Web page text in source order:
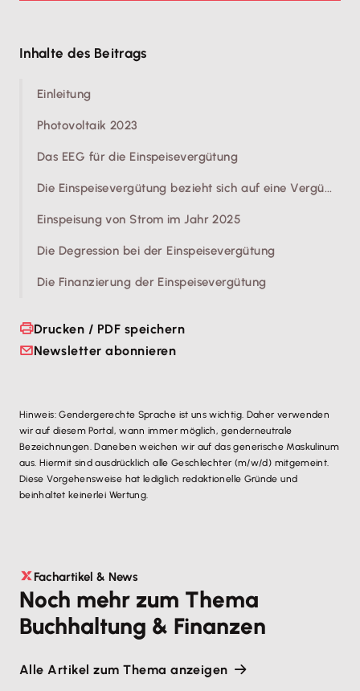
Inhalte des Beitrags
Einleitung
Photovoltaik 2023
Das EEG für die Einspeisevergütung
Die Einspeisevergütung bezieht sich auf eine Vergü...
Einspeisung von Strom im Jahr 2025
Die Degression bei der Einspeisevergütung
Die Finanzierung der Einspeisevergütung
Drucken / PDF speichern
Newsletter abonnieren
Hinweis: Gendergerechte Sprache ist uns wichtig. Daher verwenden
wir auf diesem Portal, wann immer möglich, genderneutrale
Bezeichnungen. Daneben weichen wir auf das generische Maskulinum
aus. Hiermit sind ausdrücklich alle Geschlechter (m/w/d) mitgemeint.
Diese Vorgehensweise hat lediglich redaktionelle Gründe und
beinhaltet keinerlei Wertung.
Fachartikel & News
Noch mehr zum Thema
Buchhaltung & Finanzen
Alle Artikel zum Thema anzeigen